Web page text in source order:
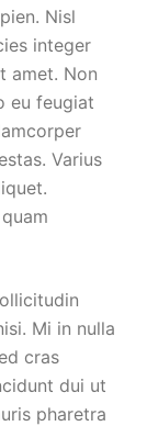
Nisl
integer
amet. Non
eu feugiat
Varius
Mi in nulla
cras
dui ut
pharetra